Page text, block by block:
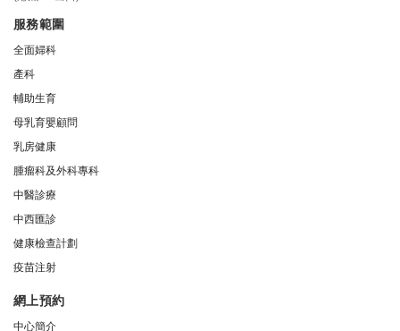
服務範圍
全面婦科
產科
輔助生育
母乳育嬰顧問
乳房健康
腫瘤科及外科專科
中醫診療
中西匯診
健康檢查計劃
疫苗注射
網上預約
中心簡介